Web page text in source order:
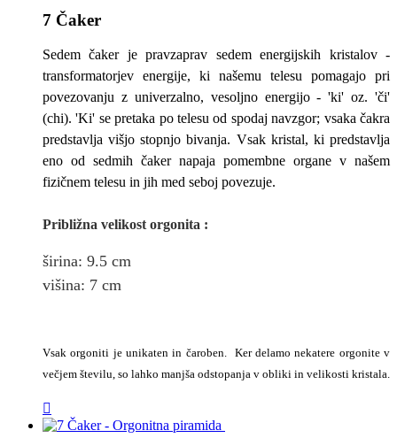
7 Čaker
Sedem čaker je pravzaprav sedem energijskih kristalov -
transformatorjev energije, ki našemu telesu pomagajo pri
povezovanju z univerzalno, vesoljno energijo - 'ki' oz. 'či'
(chi). 'Ki' se pretaka po telesu od spodaj navzgor; vsaka čakra
predstavlja višjo stopnjo bivanja. Vsak kristal, ki predstavlja
eno od sedmih čaker napaja pomembne organe v našem
fizičnem telesu in jih med seboj povezuje.
Približna velikost orgonita :
širina: 9.5 cm
višina: 7 cm
Vsak orgoniti je unikaten in čaroben. Ker delamo nekatere orgonite v
večjem številu, so lahko manjša odstopanja v obliki in velikosti kristala.
